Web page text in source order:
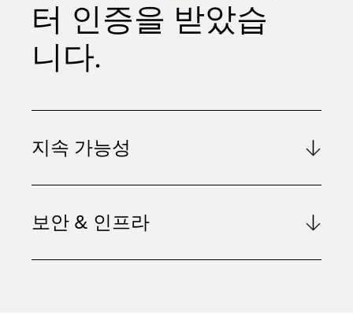
터 인증을 받았습
니다.
지속 가능성
보안 & 인프라